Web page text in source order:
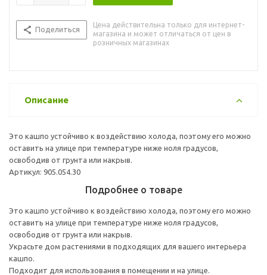
Поделиться
Цена действительна только для интернет-
магазина и может отличаться от цен в
розничных магазинах
Описание
Это кашпо устойчиво к воздействию холода, поэтому его можно
оставить на улице при температуре ниже ноля градусов,
освободив от грунта или накрыв.
Артикул: 905.054.30
Подробнее о товаре
Это кашпо устойчиво к воздействию холода, поэтому его можно
оставить на улице при температуре ниже ноля градусов,
освободив от грунта или накрыв.
Украсьте дом растениями в подходящих для вашего интерьера
кашпо.
Подходит для использования в помещении и на улице.